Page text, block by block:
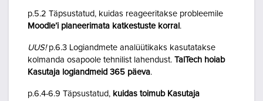
p.5.2 Täpsustatud, kuidas reageeritakse probleemile
Moodle’i planeerimata katkestuste korral .
UUS!p.6.3 Logiandmete analüütikaks kasutatakse
kolmanda osapoole tehnilist lahendust. TalTech hoiab
Kasutaja logiandmeid 365 päeva.
p.6.4-6.9 Täpsustatud, kuidas toimub Kasutaja